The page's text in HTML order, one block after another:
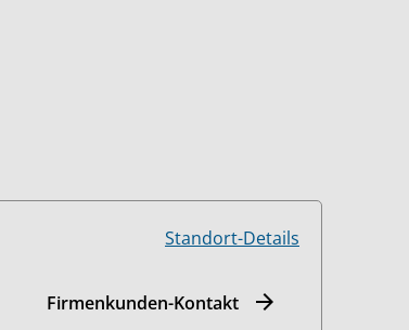
Standort-Details
Firmenkunden-Kontakt